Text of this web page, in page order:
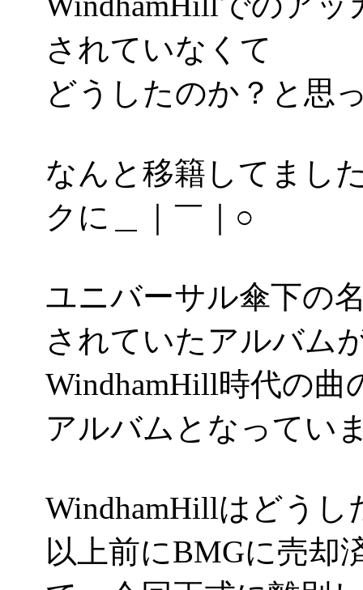
されていなくて
どうしたのか？と思
なんと移籍してまし
クに＿｜￣｜○
ユニバーサル傘下の
されていたアルバム
WindhamHill時代の
アルバムとなってい
WindhamHillはどう
以上前にBMGに売却